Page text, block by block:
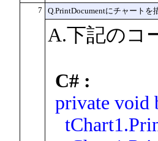
7 Q.PrintDocumentにチャート
A.下記のコ
C# :
private void